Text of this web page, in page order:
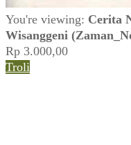
You're viewing: Cerita
Wisanggeni
Rp 3.000,00
Troli